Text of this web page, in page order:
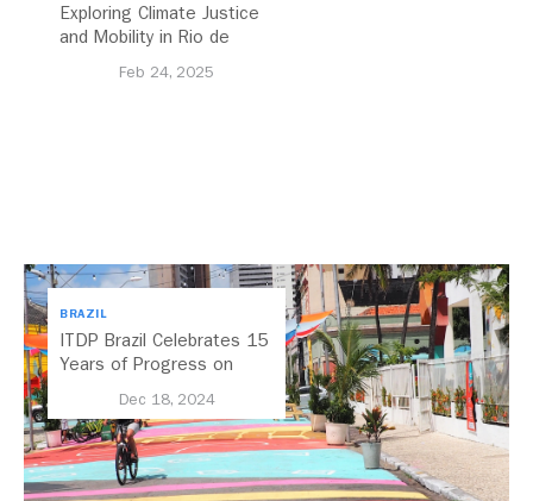
Exploring Climate Justice
and Mobility in Rio de
Feb 24, 2025
BRAZIL
ITDP Brazil Celebrates 15
Years of Progress on
Dec 18, 2024